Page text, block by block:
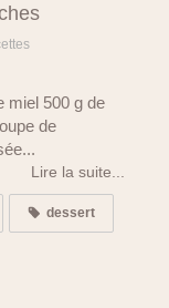
miel 500 g de
de
Lire la suite...
dessert